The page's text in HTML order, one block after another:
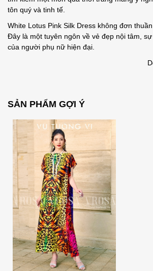
tôn quý và tinh tế.
White Lotus Pink Silk Dress không đơn
Đây là một tuyên ngôn về vẻ đẹp nội tâm,
của người phụ nữ hiện đại.
SẢN PHẨM GỢI Ý